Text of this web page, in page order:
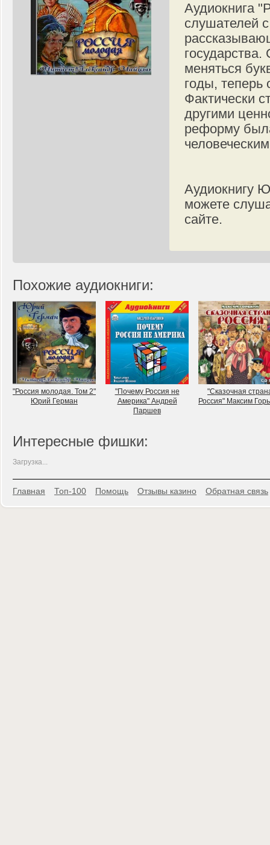
Аудиокнига
слушателей
меняться
годы, теперь
Фактически
другими
реформу
Аудиокнигу
можете
сайте.
Похожие аудиокниги:
"Россия молодая. Том 2"
Юрий Герман
"Почему Россия не
Америка" Андрей
Паршев
"Сказочная
Россия" Максим
Интересные фишки:
Загрузка...
Главная Топ-100 Помощь Отзывы казино Обратная связь